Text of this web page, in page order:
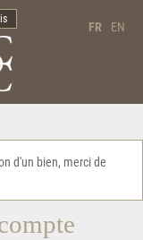
FR EN
d'un bien, merci de